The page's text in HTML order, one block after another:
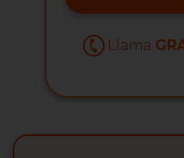
Llama